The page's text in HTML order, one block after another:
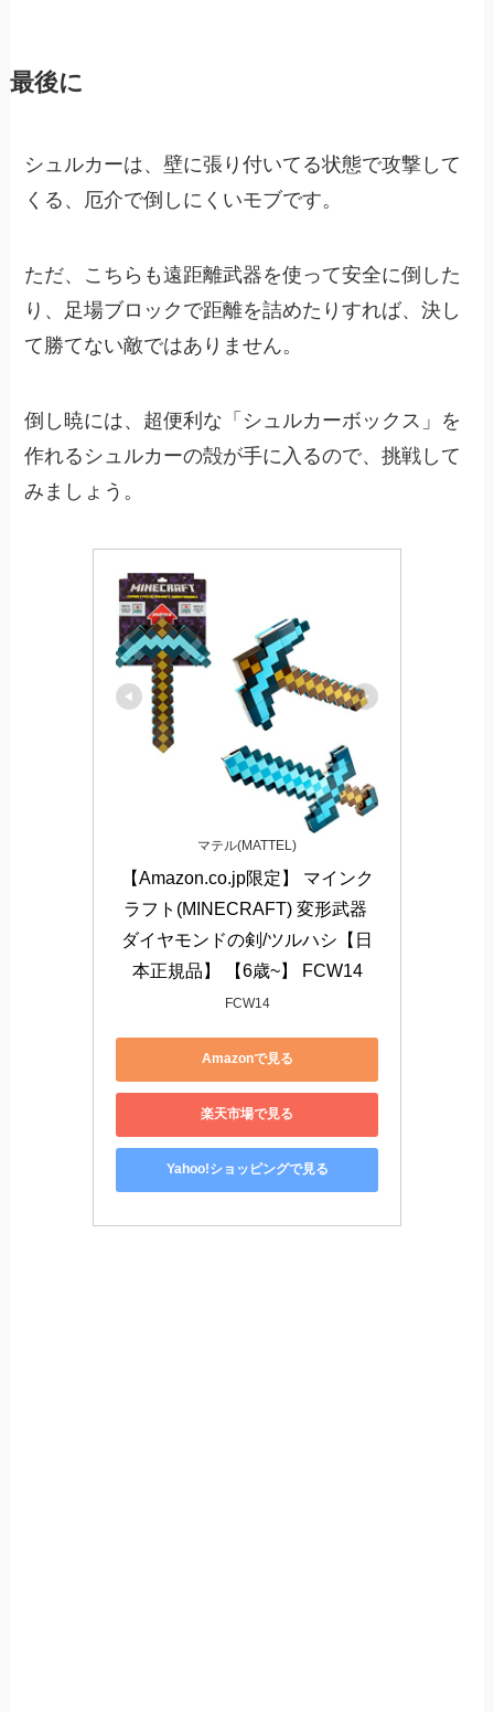
最後に
シュルカーは、壁に張り付いてる状態で攻撃して
くる、厄介で倒しにくいモブです。
ただ、こちらも遠距離武器を使って安全に倒した
り、足場ブロックで距離を詰めたりすれば、決し
て勝てない敵ではありません。
倒し暁には、超便利な「シュルカーボックス」を
作れるシュルカーの殻が手に入るので、挑戦して
みましょう。
マテル(MATTEL)
【Amazon.co.jp限定】 マインク
ラフト(MINECRAFT) 変形武器
ダイヤモンドの剣/ツルハシ【日
本正規品】 【6歳~】 FCW14
FCW14
Amazonで見る
楽天市場で見る
Yahoo!ショッピングで見る